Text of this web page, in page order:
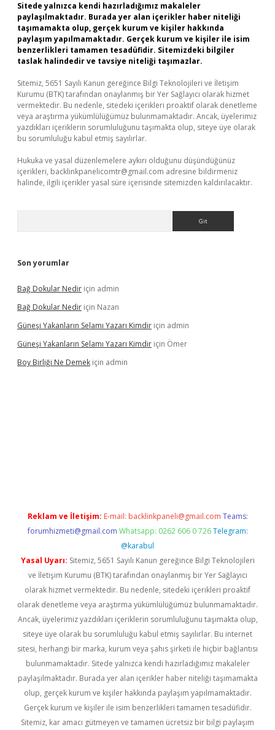
Sitede yalnızca kendi hazırladığımız makaleler
paylaşılmaktadır. Burada yer alan içerikler haber niteliği
taşımamakta olup, gerçek kurum ve kişiler hakkında
paylaşım yapılmamaktadır. Gerçek kurum ve kişiler ile isim
benzerlikleri tamamen tesadüfidir. Sitemizdeki bilgiler
taslak halindedir ve tavsiye niteliği taşımazlar.
Sitemiz, 5651 Sayılı Kanun gereğince Bilgi Teknolojileri ve İletişim
Kurumu (BTK) tarafından onaylanmış bir Yer Sağlayıcı olarak hizmet
vermektedir. Bu nedenle, sitedeki içerikleri proaktif olarak denetleme
veya araştırma yükümlülüğümüz bulunmamaktadır. Ancak, üyelerimiz
yazdıkları içeriklerin sorumluluğunu taşımakta olup, siteye üye olarak
bu sorumluluğu kabul etmiş sayılırlar.
Hukuka ve yasal düzenlemelere aykırı olduğunu düşündüğünüz
içerikleri, backlinkpanelicomtr@gmail.com adresine bildirmeniz
halinde, ilgili içerikler yasal süre içerisinde sitemizden kaldırılacaktır.
Son yorumlar
Bağ Dokular Nedir için admin
Bağ Dokular Nedir için Nazan
Güneşi Yakanların Selamı Yazarı Kimdir için admin
Güneşi Yakanların Selamı Yazarı Kimdir için Ömer
Boy Birliği Ne Demek için admin
Reklam ve İletişim: E-mail: backlinkpaneli@gmail.com Teams:
forumhizmeti@gmail.com Whatsapp: 0262 606 0 726 Telegram:
@karabul
Yasal Uyarı: Sitemiz, 5651 Sayılı Kanun gereğince Bilgi Teknolojileri
ve İletişim Kurumu (BTK) tarafından onaylanmış bir Yer Sağlayıcı
olarak hizmet vermektedir. Bu nedenle, sitedeki içerikleri proaktif
olarak denetleme veya araştırma yükümlülüğümüz bulunmamaktadır.
Ancak, üyelerimiz yazdıkları içeriklerin sorumluluğunu taşımakta olup,
siteye üye olarak bu sorumluluğu kabul etmiş sayılırlar. Bu internet
sitesi, herhangi bir marka, kurum veya şahıs şirketi ile hiçbir bağlantısı
bulunmamaktadır. Sitede yalnızca kendi hazırladığımız makaleler
paylaşılmaktadır. Burada yer alan içerikler haber niteliği taşımamakta
olup, gerçek kurum ve kişiler hakkında paylaşım yapılmamaktadır.
Gerçek kurum ve kişiler ile isim benzerlikleri tamamen tesadüfidir.
Sitemiz, kar amacı gütmeyen ve tamamen ücretsiz bir bilgi paylaşım